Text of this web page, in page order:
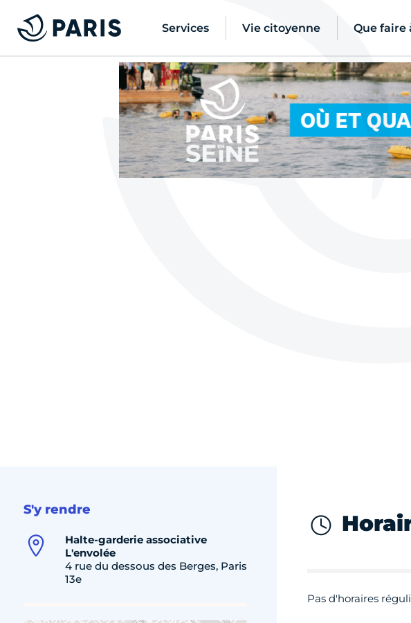
Services Vie citoyenne Que faire
S'y rendre
Halte-garderie associative
L'envolée
4 rue du dessous des Berges, Paris
13e
Pas d'horaires